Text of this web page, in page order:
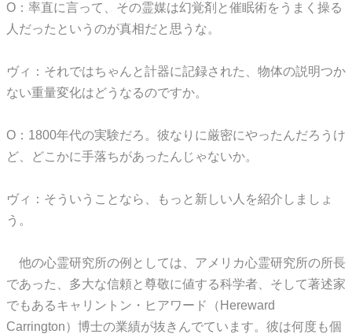
O：率直に言って、その霊媒は幻覚剤と催眠術をうまく操る
人だったというのが真相だと思うな。
ヴィ：それではちゃんと計器に記録された、物体の説明つか
ない重量変化はどうなるのですか。
O：1800年代の実験だろ。彼なりに厳密にやったんだろうけ
ど、どこかに手落ちがあったんじゃないか。
ヴィ：そういうことなら、もっと新しい人を紹介しましょ
う。
他の心霊研究所の例としては、アメリカ心霊研究所の所長
であった、多大な信頼と尊敬に値する科学者、そして著述家
でもあるキャリントン・ヒアワード（Hereward
Carrington）博士の業績が抜きんでています。彼は何度も個